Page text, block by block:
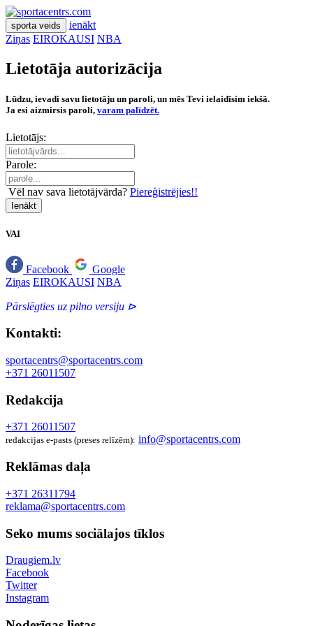
sporta veids
ienākt
Ziņas EIROKAUSI NBA
Lietotāja autorizācija
Lūdzu, ievadi savu lietotāju un paroli, un mēs Tevi ielaidīsim iekšā.
Ja esi aizmirsis paroli, varam palīdzēt.
Lietotājs:
Parole:
Vēl nav sava lietotājvārda? Piereģistrējies!!
Ienākt
VAI
Facebook
Google
Ziņas EIROKAUSI NBA
Pārslēgties uz pilno versiju ⊳
Kontakti:
sportacentrs@sportacentrs.com
+371 26011507
Redakcija
+371 26011507
redakcijas e-pasts (preses relīzēm): info@sportacentrs.com
Reklāmas daļa
+371 26311794
reklama@sportacentrs.com
Seko mums sociālajos tīklos
Draugiem.lv
Facebook
Twitter
Instagram